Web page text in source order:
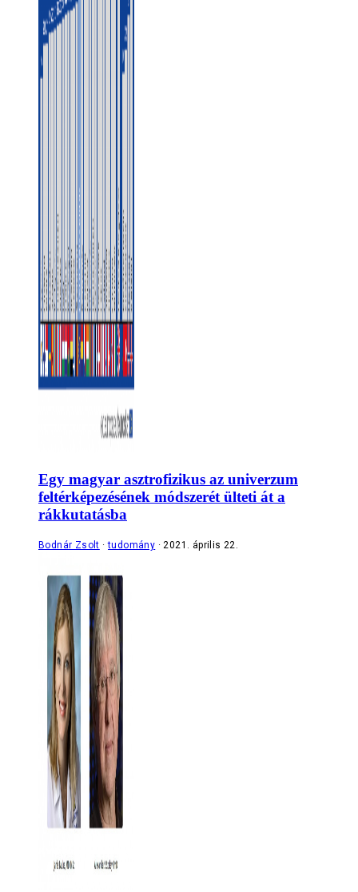
Egy magyar asztrofizikus az univerzum
feltérképezésének módszerét ülteti át a
rákkutatásba
Bodnár Zsolt tudomány 2021. április 22.